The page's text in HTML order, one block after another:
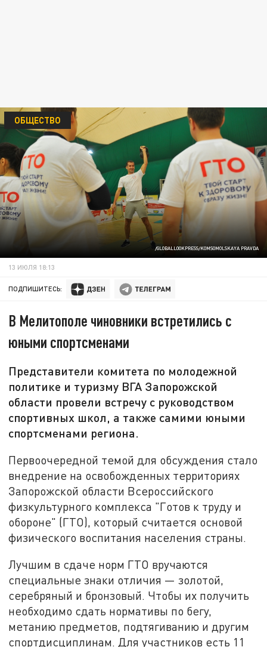
/GLOBALLOOKPRESS/KOMSOMOLSKAYA PRAVDA
ОБЩЕСТВО
13 ИЮЛЯ 18:13
ПОДПИШИТЕСЬ:
В Мелитополе чиновники встретились с
юными спортсменами
Представители комитета по молодежной
политике и туризму ВГА Запорожской
области провели встречу с руководством
спортивных школ, а также самими юными
спортсменами региона.
Первоочередной темой для обсуждения стало
внедрение на освобожденных территориях
Запорожской области Всероссийского
физкультурного комплекса "Готов к труду и
обороне" (ГТО), который считается основой
физического воспитания населения страны.
Лучшим в сдаче норм ГТО вручаются
специальные знаки отличия — золотой,
серебряный и бронзовый. Чтобы их получить
необходимо сдать нормативы по бегу,
метанию предметов, подтягиванию и другим
спортдисциплинам. Для участников есть 11